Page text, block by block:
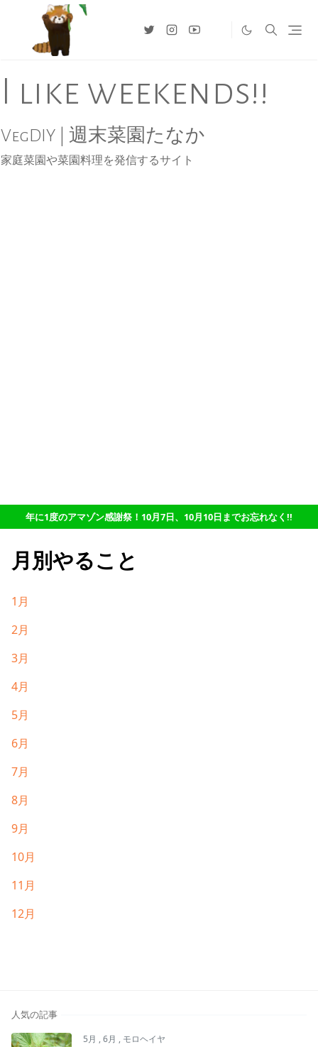
I like weekends!!
VegDIY | 週末菜園たなか
家庭菜園や菜園料理を発信するサイト
年に1度のアマゾン感謝祭！10月7日、10月10日までお忘れなく!!
月別やること
1月
2月
3月
4月
5月
6月
7月
8月
9月
10月
11月
12月
人気の記事
5月 ,6月 , モロヘイヤ